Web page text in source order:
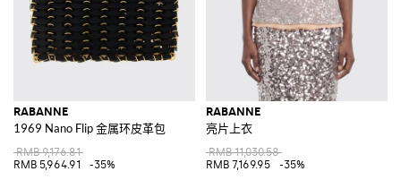
RABANNE
1969 Nano Flip 金属环皮革包
RMB 9,176.81
RMB 5,964.91
-35%
RABANNE
亮片上衣
RMB 11,030.58
RMB 7,169.95
-35%